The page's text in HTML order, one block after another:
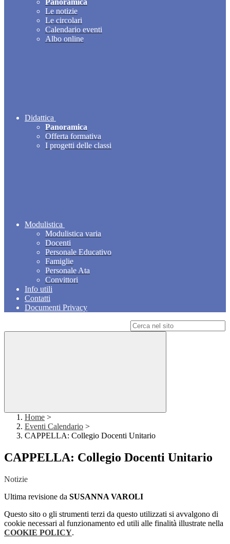
Panoramica
Le notizie
Le circolari
Calendario eventi
Albo online
Didattica
Panoramica
Offerta formativa
I progetti delle classi
Modulistica
Modulistica varia
Docenti
Personale Educativo
Famiglie
Personale Ata
Convittori
Info utili
Contatti
Documenti Privacy
Home >
Eventi Calendario >
CAPPELLA: Collegio Docenti Unitario
CAPPELLA: Collegio Docenti Unitario
Notizie
Ultima revisione da SUSANNA VAROLI
Questo sito o gli strumenti terzi da questo utilizzati si avvalgono di
cookie necessari al funzionamento ed utili alle finalità illustrate nella
COOKIE POLICY.